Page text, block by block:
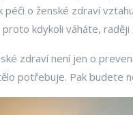
o ženské zdraví
kdykoli váháte,
zdraví není jen o
potřebuje. Pak budete